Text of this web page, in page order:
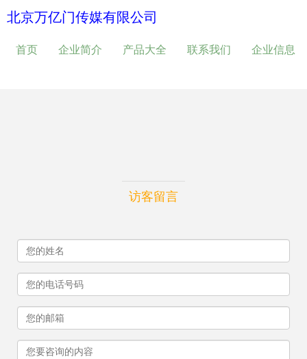
北京万亿门传媒有限公司
首页 企业简介 产品大全 联系我们 企业信息
访客留言